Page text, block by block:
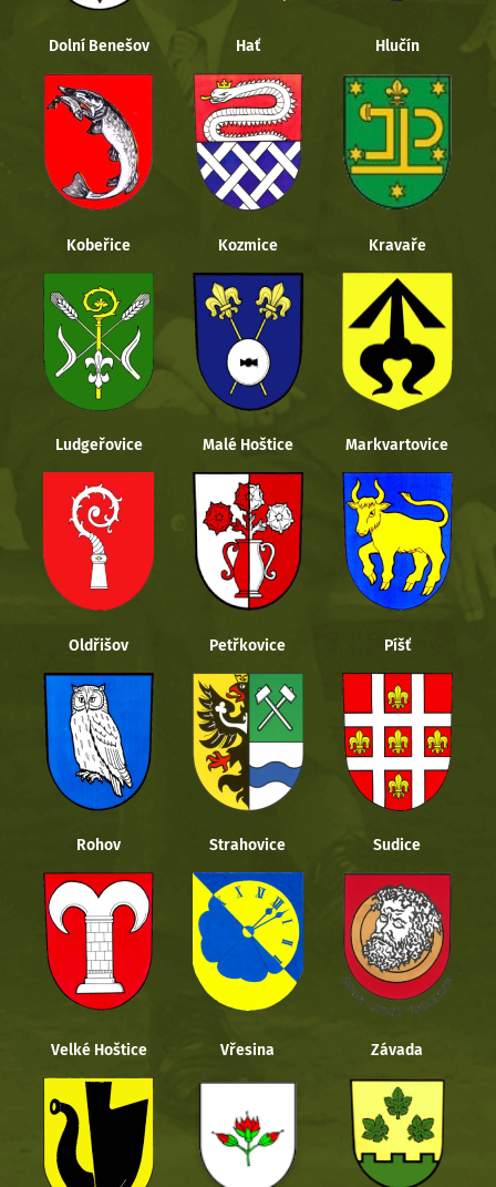
Dolní Benešov Hať Hlučín
Kobeřice Kozmice Kravaře
Ludgeřovice Malé Hoštice Markvartovice
Oldřišov Petřkovice Píšť
Rohov Strahovice Sudice
Velké Hoštice Vřesina Závada